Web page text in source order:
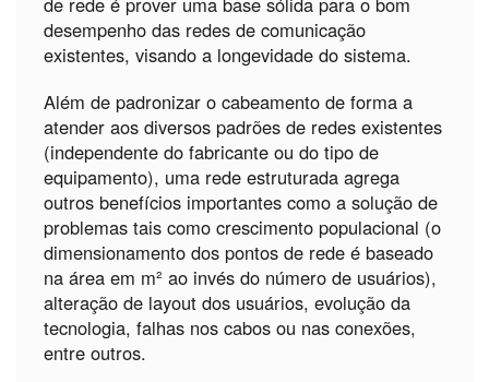
desempenho das redes de comunicação
existentes, visando a longevidade do sistema.
Além de padronizar o cabeamento de forma a
atender aos diversos padrões de redes existentes
(independente do fabricante ou do tipo de
equipamento), uma rede estruturada agrega
outros benefícios importantes como a solução de
problemas tais como crescimento populacional (o
dimensionamento dos pontos de rede é baseado
na área em m² ao invés do número de usuários),
alteração de layout dos usuários, evolução da
tecnologia, falhas nos cabos ou nas conexões,
entre outros.